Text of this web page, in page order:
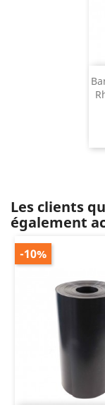
Les clients
également
-10%